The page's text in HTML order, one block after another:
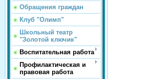
Обращения граждан
Клуб "Олимп"
Школьный театр
"Золотой ключик"
Воспитательная работа
Профилактическая и
правовая работа